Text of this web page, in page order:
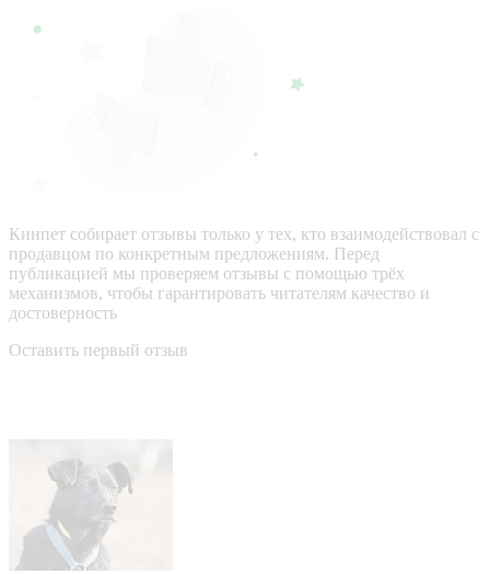
Кинпет собирает отзывы только у тех, кто взаимодействовал с
продавцом по конкретным предложениям. Перед
публикацией мы проверяем отзывы с помощью трёх
механизмов, чтобы гарантировать читателям качество и
достоверность
Оставить первый отзыв